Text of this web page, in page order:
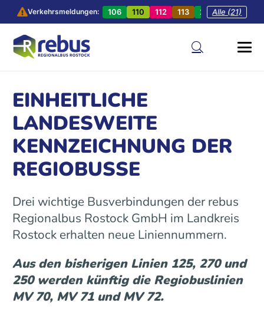
Verkehrsmeldungen: 106 110 112 113 201 202
Alle (21)
EINHEITLICHE
LANDESWEITE
KENNZEICHNUNG DER
REGIOBUSSE
Drei wichtige Busverbindungen der rebus
Regionalbus Rostock GmbH im Landkreis
Rostock erhalten neue Liniennummern.
Aus den bisherigen Linien 125, 270 und
250 werden künftig die Regiobuslinien
MV 70, MV 71 und MV 72.